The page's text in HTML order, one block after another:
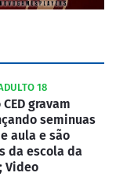
18
gravam
seminuas
aula e são
da escola da
Video